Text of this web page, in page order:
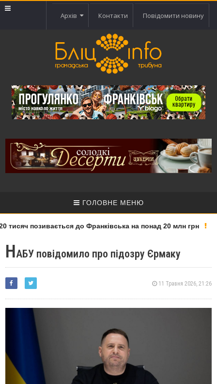
Архів Контакти Повідомити новину
ГОЛОВНЕ МЕНЮ
позивається до Франківська на понад 20 млн грн
НАБУ повідомило про підозру Єрмаку
11 Травня 2026, 21:26